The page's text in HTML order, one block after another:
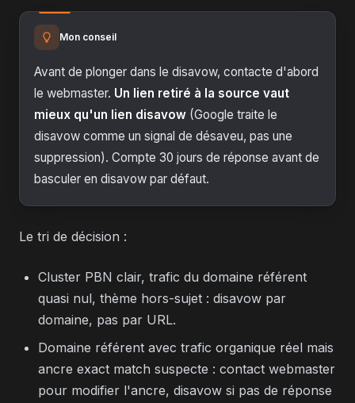
Mon conseil
Avant de plonger dans le disavow, contacte d'abord
le webmaster. Un lien retiré à la source vaut
mieux qu'un lien disavow (Google traite le
disavow comme un signal de désaveu, pas une
suppression). Compte 30 jours de réponse avant de
basculer en disavow par défaut.
Le tri de décision :
Cluster PBN clair, trafic du domaine référent
quasi nul, thème hors-sujet : disavow par
domaine, pas par URL.
Domaine référent avec trafic organique réel mais
ancre exact match suspecte : contact webmaster
pour modifier l'ancre, disavow si pas de réponse